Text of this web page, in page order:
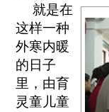
就是在
这样一种
外寒内暖
的日子
里，由育
灵童儿童